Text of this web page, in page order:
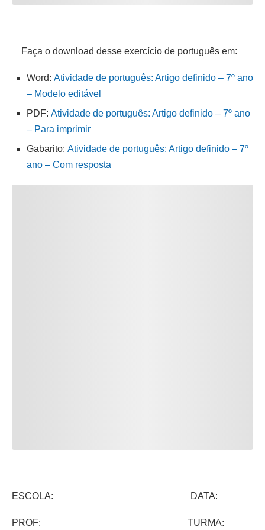
Faça o download desse exercício de português em:
Word: Atividade de português: Artigo definido – 7º ano
– Modelo editável
PDF: Atividade de português: Artigo definido – 7º ano
– Para imprimir
Gabarito: Atividade de português: Artigo definido – 7º
ano – Com resposta
ESCOLA: DATA:
PROF: TURMA: